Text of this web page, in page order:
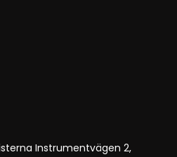
Instrumentvägen 2,